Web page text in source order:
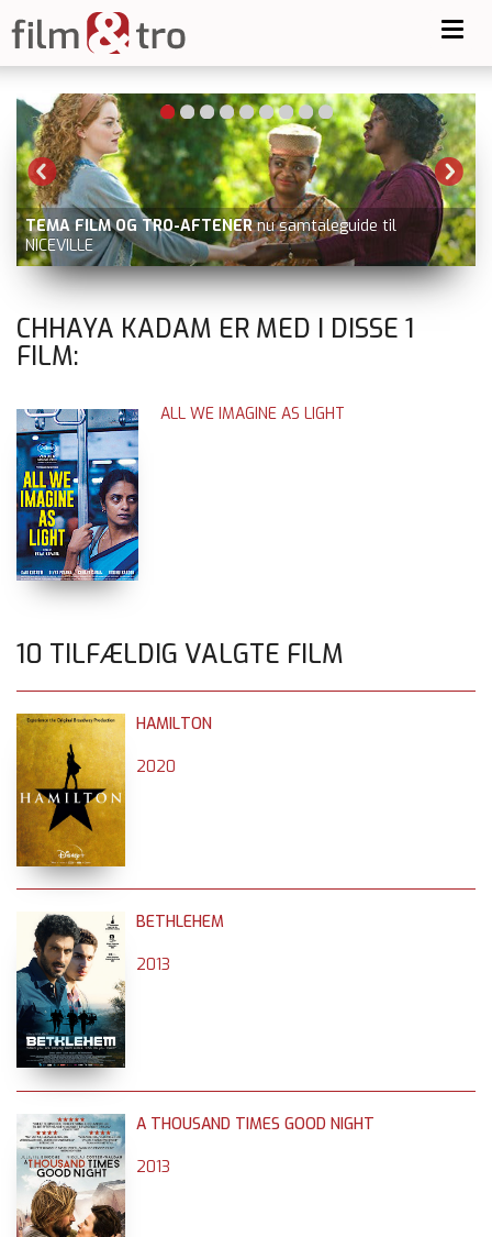
TEMA FILM OG TRO-AFTENER nu samtaleguide til
NICEVILLE
CHHAYA KADAM ER MED I DISSE 1
FILM:
ALL WE IMAGINE AS LIGHT
10 TILFÆLDIG VALGTE FILM
HAMILTON
2020
BETHLEHEM
2013
A THOUSAND TIMES GOOD NIGHT
2013